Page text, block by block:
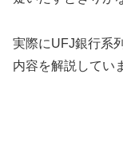
実際にUFJ銀行系
内容を解説してい